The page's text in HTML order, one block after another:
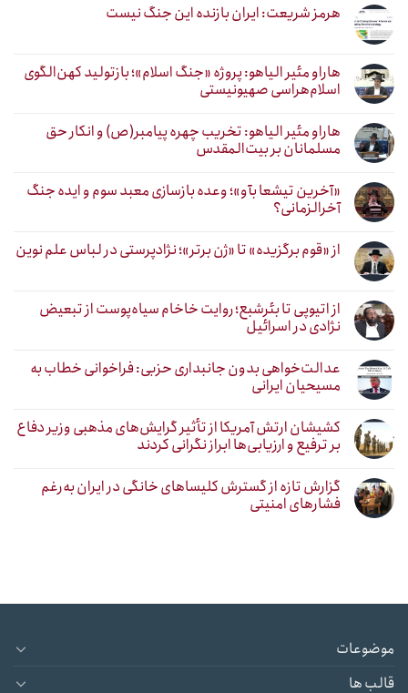
هرمز شریعت: ایران بازنده این جنگ نیست
هاراو مئیر الیاهو: پروژه «جنگ اسلام»؛ بازتولید کهن‌الگوی
اسلام‌هراسی صهیونیستی
هاراو مئیر الیاهو: تخریب چهره پیامبر(ص) و انکار حق
مسلمانان بر بیت‌المقدس
«آخرین تیشعا بآو»؛ وعده بازسازی معبد سوم و ایده جنگ
آخرالزمانی؟
از «قوم برگزیده» تا «ژن برتر»؛ نژادپرستی در لباس علم نوین
از اتیوپی تا بئرشبع؛ روایت خاخام سیاه‌پوست از تبعیض
نژادی در اسرائیل
عدالت‌خواهی بدون جانبداری حزبی: فراخوانی خطاب به
مسیحیان ایرانی
کشیشان ارتش آمریکا از تأثیر گرایش‌های مذهبی وزیر دفاع
بر ترفیع و ارزیابی‌ها ابراز نگرانی کردند
گزارش تازه از گسترش کلیساهای خانگی در ایران به‌رغم
فشارهای امنیتی
موضوعات
قالب ها